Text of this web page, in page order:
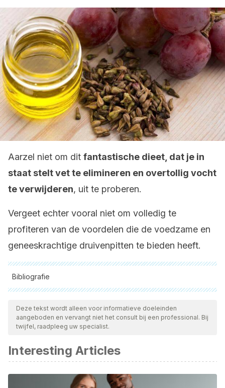
Aarzel niet om dit fantastische dieet, dat je in
staat stelt vet te elimineren en overtollig vocht
te verwijderen, uit te proberen.
Vergeet echter vooral niet om volledig te
profiteren van de voordelen die de voedzame en
geneeskrachtige druivenpitten te bieden heeft.
Bibliografie
Alle aangehaalde bronnen zijn grondig gecontroleerd door
ons team om hun kwaliteit, betrouwbaarheid, actualiteit en
geldigheid te waarborgen. De bibliografie van dit artikel werd
Montealegre, R. R., Peces, R. R., Vozmediano, J. C.,
Gascueña, J. M., & Romero, E. G.(2006). Phenolic
compounds in skins and seeds of ten grape Vitis vinifera
Deze tekst wordt alleen voor informatieve doeleinden
aangeboden en vervangt niet het consult bij een professional. Bij
twijfel, raadpleeg uw specialist.
Interesting Articles